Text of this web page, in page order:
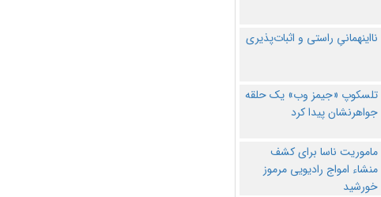
نااینهمانیِ راستی و اثبات‌پذیری
تلسکوپ «جیمز وب» یک حلقه
جواهرنشان پیدا کرد
ماموریت ناسا برای کشف
منشاء امواج رادیویی مرموز
خورشید